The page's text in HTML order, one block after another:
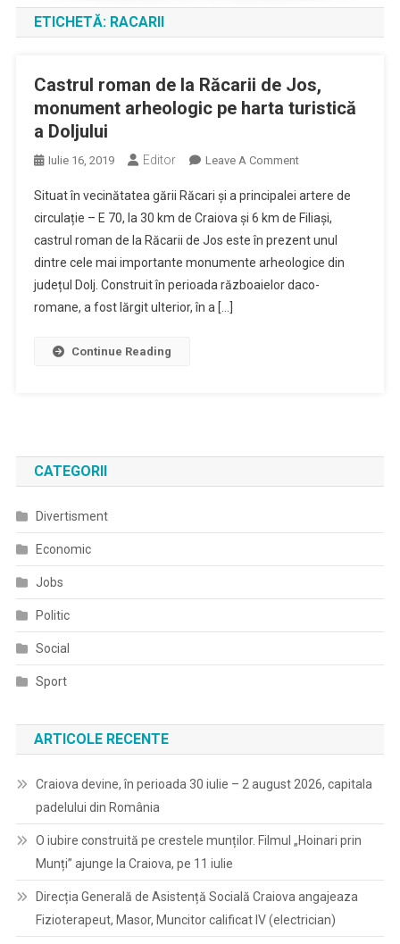
ETICHETĂ: RACARII
Castrul roman de la Răcarii de Jos,
monument arheologic pe harta turistică
a Doljului
Iulie 16, 2019 Editor Leave A CommentOn
Roman
De
La
Răcarii
De
Situat în vecinătatea gării Răcari și a principalei artere de
circulație – E 70, la 30 km de Craiova și 6 km de Filiași,
castrul roman de la Răcarii de Jos este în prezent unul
dintre cele mai importante monumente arheologice din
județul Dolj. Construit în perioada războaielor daco-
romane, a fost lărgit ulterior, în a […]
Continue Reading
CATEGORII
Divertisment
Economic
Jobs
Politic
Social
Sport
ARTICOLE RECENTE
Craiova devine, în perioada 30 iulie – 2 august 2026, capitala
padelului din România
O iubire construită pe crestele munților. Filmul „Hoinari prin
Munți” ajunge la Craiova, pe 11 iulie
Direcția Generală de Asistență Socială Craiova angajeaza
Fizioterapeut, Masor, Muncitor calificat IV (electrician)